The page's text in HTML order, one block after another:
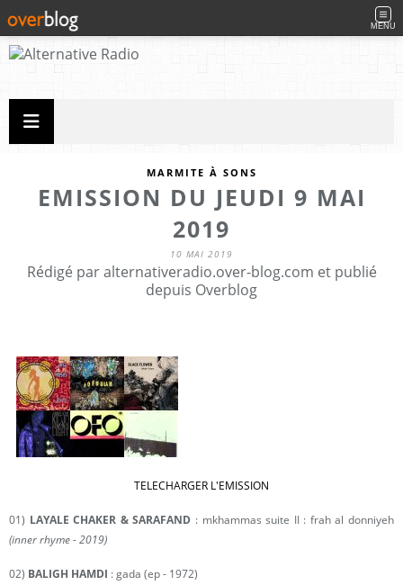
MENU
MARMITE À SONS
EMISSION DU JEUDI 9 MAI
2019
10 MAI 2019
Rédigé par alternativeradio.over-blog.com et publié
depuis Overblog
TELECHARGER L'EMISSION
01) LAYALE CHAKER & SARAFAND : mkhammas suite II : frah al donniyeh
(inner rhyme - 2019)
02) BALIGH HAMDI : gada (ep - 1972)